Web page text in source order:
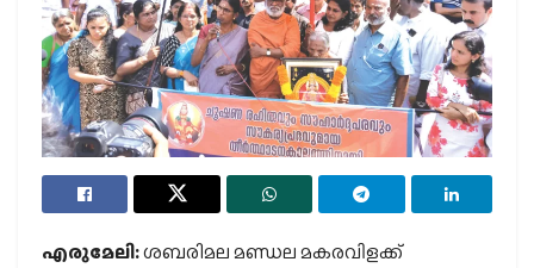
എരുമേലി:ശബരിമല മണ്ഡല മകരവിളക്ക്